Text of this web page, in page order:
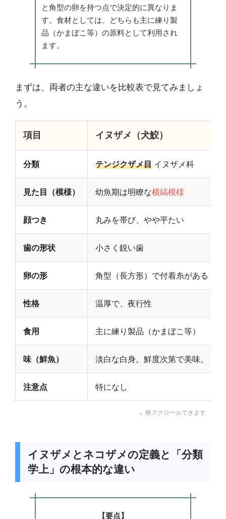
と角型の卵を持つ点で決定的に異なりま
す。食材としては、どちらも主に練り製
品（かまぼこ等）の原料として利用され
ます。
まずは、両者の主な違いを比較表で見てみましょ
う。
項目 イヌザメ（犬鮫）
分類 テンジクザメ目 イヌザメ科
見た目（模様） 幼魚期は明瞭な横縞模様
顔つき 丸みを帯び、やや平たい
歯の形状 小さく鋭い歯
卵の形 角型（長方形）で付着糸がある
性格 温厚で、夜行性
食用 主に練り製品（かまぼこ等）
味（鮮魚） 淡白な白身。鮮度次第で美味。
注意点 特になし
イヌザメとネコザメの定義と「分類
学上」の根本的な違い
【要点】